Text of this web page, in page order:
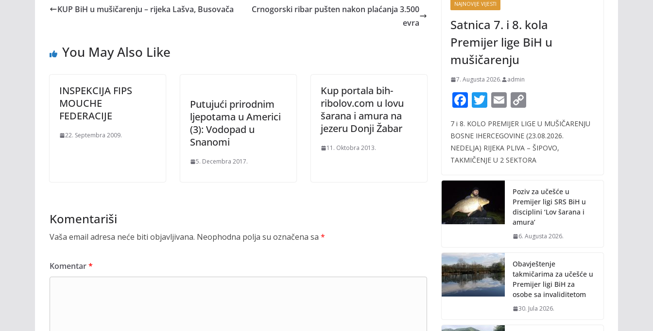
KUP BiH u mušičarenju – rijeka Lašva, Busovača
Crnogorski ribar pušten nakon plaćanja 3.500
evra
You May Also Like
INSPEKCIJA FIPS
MOUCHE
FEDERACIJE
22. Septembra 2009.
Putujući prirodnim
ljepotama u Americi
(3): Vodopad u
Snanomi
5. Decembra 2017.
Kup portala bih-
ribolov.com u lovu
šarana i amura na
jezeru Donji Žabar
11. Oktobra 2013.
Komentariši
Vaša email adresa neće biti objavljivana. Neophodna polja su označena sa *
Komentar*
NAJNOVIJE VIJESTI
Satnica 7. i 8. kola
Premijer lige BiH u
mušičarenju
7. Augusta 2026. admin
F
e
b
o
o
k
T
itt
er
E
ai
l
p
y
Li
k
7 i 8. KOLO PREMIJER LIGE U MUŠIČARENJU
BOSNE IHERCEGOVINE (23.08.2026.
NEDELJA) RIJEKA PLIVA – ŠIPOVO,
TAKMIČENJE U 2 SEKTORA
Poziv za učešće u
Premijer ligi SRS BiH u
disciplini ‘Lov šarana i
amura’
6. Augusta 2026.
Obavještenje
takmičarima za učešće u
Premijer ligi BiH za
osobe sa invaliditetom
30. Jula 2026.